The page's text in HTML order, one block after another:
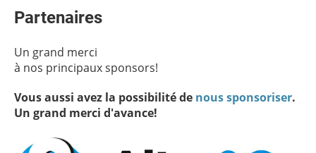
Partenaires
Un grand merci
à nos principaux sponsors!
Vous aussi avez la possibilité de nous sponsoriser.
Un grand merci d'avance!